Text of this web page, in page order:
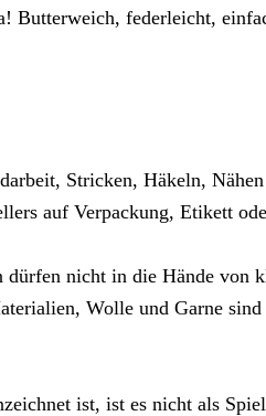
federleicht,
Stricken, Häkeln,
auf Verpackung, Etikett
nicht in die Hände von
Wolle und Garne
ist, ist es nicht als